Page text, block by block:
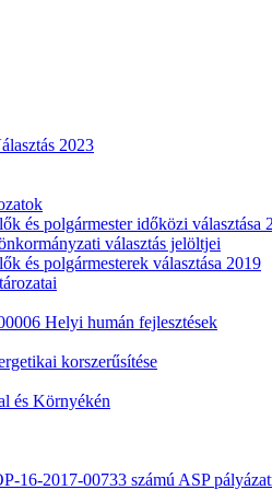
2023
és polgármester időközi választása
választás jelöltjei
és polgármesterek választása 2019
Helyi humán fejlesztések
korszerűsítése
és Környékén
16-2017-00733 számú ASP